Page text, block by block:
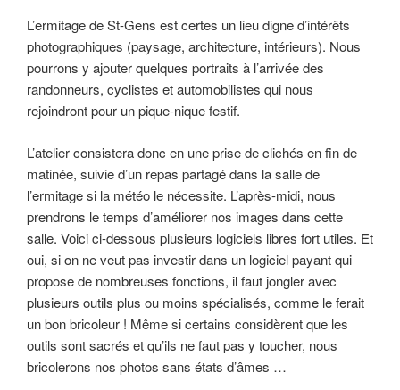
L’ermitage de St-Gens est certes un lieu digne d’intérêts
photographiques (paysage, architecture, intérieurs). Nous
pourrons y ajouter quelques portraits à l’arrivée des
randonneurs, cyclistes et automobilistes qui nous
rejoindront pour un pique-nique festif.
L’atelier consistera donc en une prise de clichés en fin de
matinée, suivie d’un repas partagé dans la salle de
l’ermitage si la météo le nécessite. L’après-midi, nous
prendrons le temps d’améliorer nos images dans cette
salle. Voici ci-dessous plusieurs logiciels libres fort utiles. Et
oui, si on ne veut pas investir dans un logiciel payant qui
propose de nombreuses fonctions, il faut jongler avec
plusieurs outils plus ou moins spécialisés, comme le ferait
un bon bricoleur ! Même si certains considèrent que les
outils sont sacrés et qu’ils ne faut pas y toucher, nous
bricolerons nos photos sans états d’âmes …